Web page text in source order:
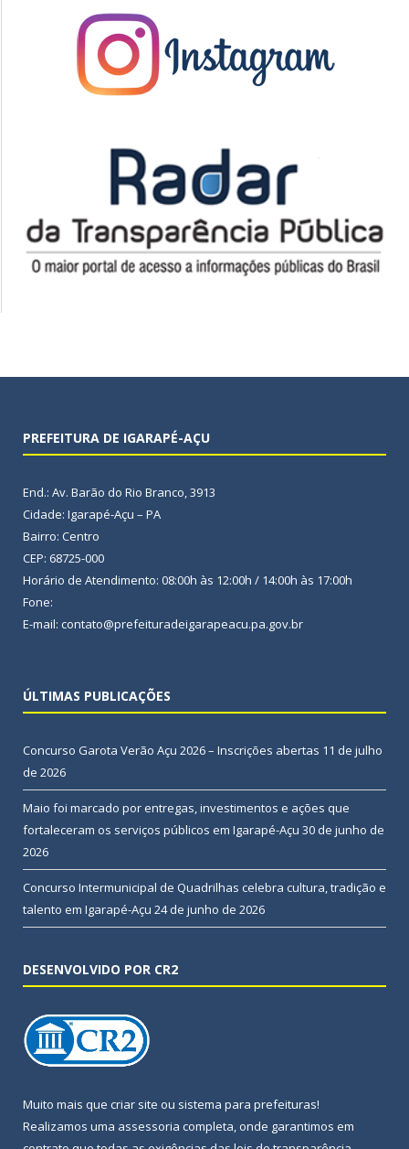
PREFEITURA DE IGARAPÉ-AÇU
End.: Av. Barão do Rio Branco, 3913
Cidade: Igarapé-Açu – PA
Bairro: Centro
CEP: 68725-000
Horário de Atendimento: 08:00h às 12:00h / 14:00h às 17:00h
Fone:
E-mail: contato@prefeituradeigarapeacu.pa.gov.br
ÚLTIMAS PUBLICAÇÕES
Concurso Garota Verão Açu 2026 – Inscrições abertas 11 de julho
de 2026
Maio foi marcado por entregas, investimentos e ações que
fortaleceram os serviços públicos em Igarapé-Açu 30 de junho de
2026
Concurso Intermunicipal de Quadrilhas celebra cultura, tradição e
talento em Igarapé-Açu 24 de junho de 2026
DESENVOLVIDO POR CR2
Muito mais que criar site ou sistema para prefeituras!
Realizamos uma assessoria completa, onde garantimos em